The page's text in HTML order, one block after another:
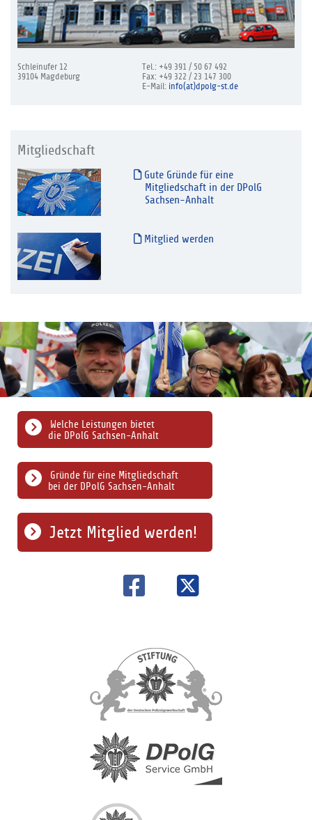
Schleinufer 12
39104 Magdeburg
Tel.: +49 391 / 50 67 492
Fax: +49 322 / 23 147 300
E-Mail: info(at)dpolg-st.de
Mitgliedschaft
Gute Gründe für eine
Mitgliedschaft in der DPolG
Sachsen-Anhalt
Mitglied werden
Gründe für eine Mitgliedschaft
bei der DPolG Sachsen-Anhalt
Welche Leistungen bietet
die DPolG Sachsen-Anhalt
Jetzt Mitglied werden!